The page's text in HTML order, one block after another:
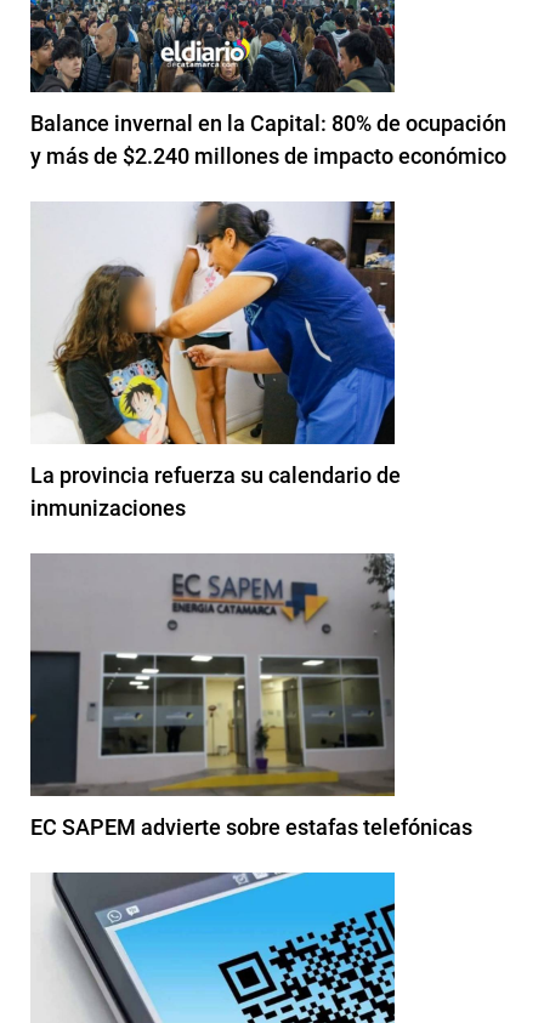
Balance invernal en la Capital: 80% de ocupación
y más de $2.240 millones de impacto económico
La provincia refuerza su calendario de
inmunizaciones
EC SAPEM advierte sobre estafas telefónicas